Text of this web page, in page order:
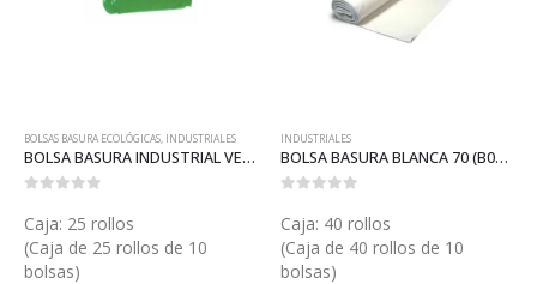
BOLSAS BASURA ECOLÓGICAS, INDUSTRIALES
BOLSA BASURA INDUSTRIAL VERDE (B014V)
Caja: 25 rollos
(Caja de 25 rollos de 10
bolsas)
INDUSTRIALES
BOLSA BASURA BLANCA 70 (B012)
Caja: 40 rollos
(Caja de 40 rollos de 10
bolsas)